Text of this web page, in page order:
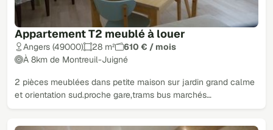
Appartement T2 meublé à louer
Angers (49000) 28 m²
610 € / mois
À 8km de Montreuil-Juigné
2 pièces meublées dans petite maison sur jardin grand calme
et orientation sud.proche gare,trams bus marchés…